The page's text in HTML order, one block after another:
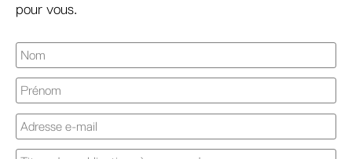
pour vous.